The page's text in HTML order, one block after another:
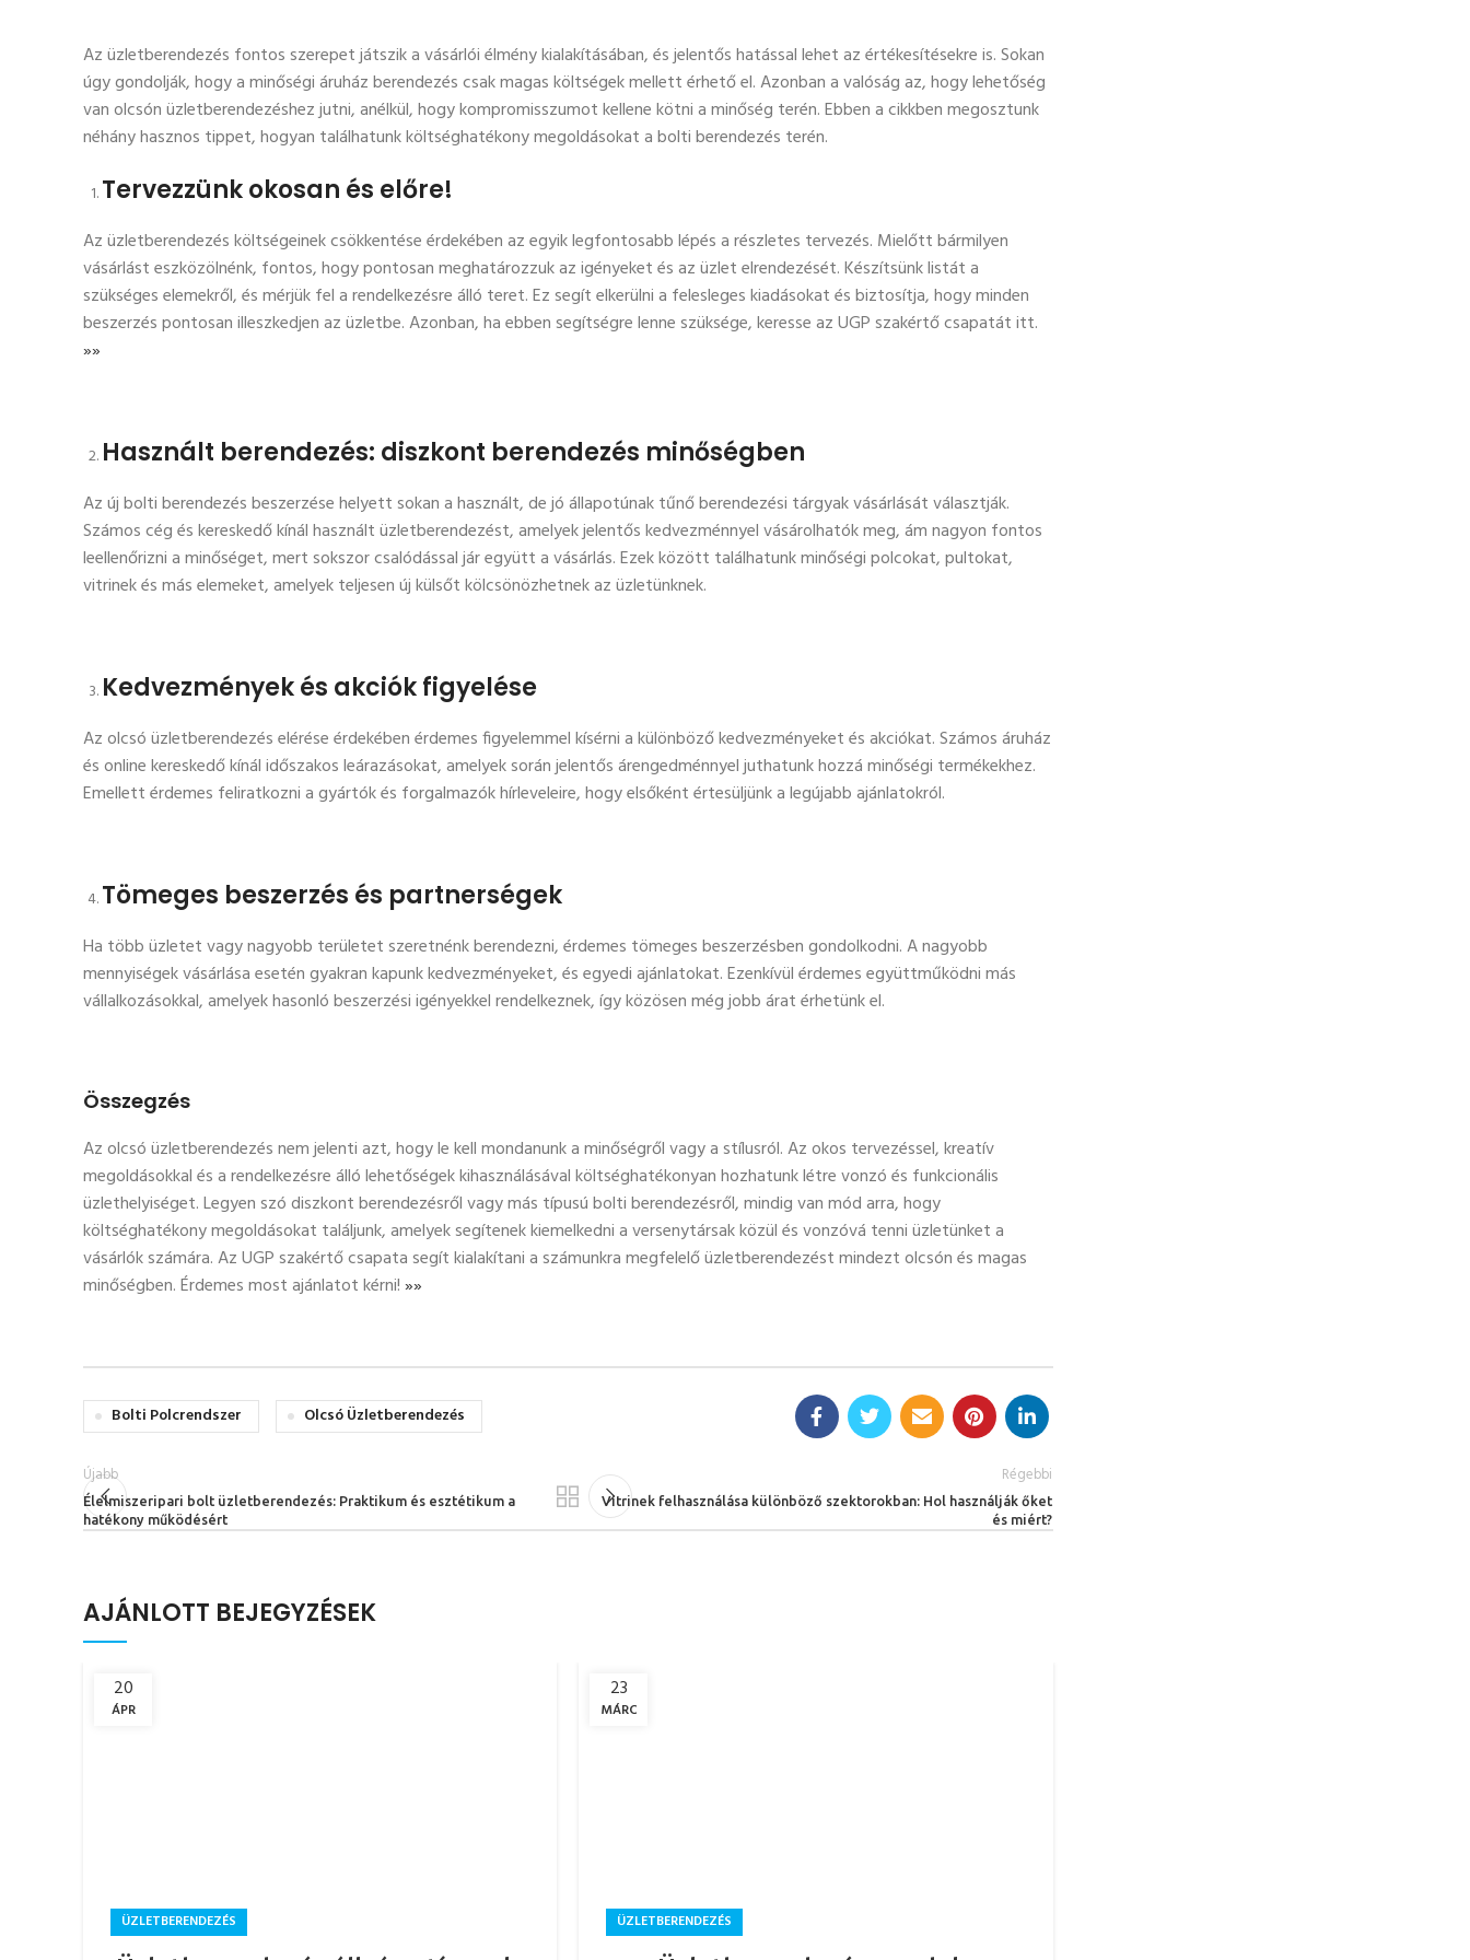
Az üzletberendezés fontos szerepet játszik a vásárlói élmény kialakításában, és jelentős hatással lehet az értékesítésekre is. Sokan
úgy gondolják, hogy a minőségi áruház berendezés csak magas költségek mellett érhető el. Azonban a valóság az, hogy lehetőség
van olcsón üzletberendezéshez jutni, anélkül, hogy kompromisszumot kellene kötni a minőség terén. Ebben a cikkben megosztunk
néhány hasznos tippet, hogyan találhatunk költséghatékony megoldásokat a bolti berendezés terén.
Tervezzünk okosan és előre!
Az üzletberendezés költségeinek csökkentése érdekében az egyik legfontosabb lépés a részletes tervezés. Mielőtt bármilyen
vásárlást eszközölnénk, fontos, hogy pontosan meghatározzuk az igényeket és az üzlet elrendezését. Készítsünk listát a
szükséges elemekről, és mérjük fel a rendelkezésre álló teret. Ez segít elkerülni a felesleges kiadásokat és biztosítja, hogy minden
beszerzés pontosan illeszkedjen az üzletbe. Azonban, ha ebben segítségre lenne szüksége, keresse az UGP szakértő csapatát itt.
»»
Használt berendezés: diszkont berendezés minőségben
Az új bolti berendezés beszerzése helyett sokan a használt, de jó állapotúnak tűnő berendezési tárgyak vásárlását választják.
Számos cég és kereskedő kínál használt üzletberendezést, amelyek jelentős kedvezménnyel vásárolhatók meg, ám nagyon fontos
leellenőrizni a minőséget, mert sokszor csalódással jár együtt a vásárlás. Ezek között találhatunk minőségi polcokat, pultokat,
vitrinek és más elemeket, amelyek teljesen új külsőt kölcsönözhetnek az üzletünknek.
Kedvezmények és akciók figyelése
Az olcsó üzletberendezés elérése érdekében érdemes figyelemmel kísérni a különböző kedvezményeket és akciókat. Számos áruház
és online kereskedő kínál időszakos leárazásokat, amelyek során jelentős árengedménnyel juthatunk hozzá minőségi termékekhez.
Emellett érdemes feliratkozni a gyártók és forgalmazók hírleveleire, hogy elsőként értesüljünk a legújabb ajánlatokról.
Tömeges beszerzés és partnerségek
Ha több üzletet vagy nagyobb területet szeretnénk berendezni, érdemes tömeges beszerzésben gondolkodni. A nagyobb
mennyiségek vásárlása esetén gyakran kapunk kedvezményeket, és egyedi ajánlatokat. Ezenkívül érdemes együttműködni más
vállalkozásokkal, amelyek hasonló beszerzési igényekkel rendelkeznek, így közösen még jobb árat érhetünk el.
Összegzés
Az olcsó üzletberendezés nem jelenti azt, hogy le kell mondanunk a minőségről vagy a stílusról. Az okos tervezéssel, kreatív
megoldásokkal és a rendelkezésre álló lehetőségek kihasználásával költséghatékonyan hozhatunk létre vonzó és funkcionális
üzlethelyiséget. Legyen szó diszkont berendezésről vagy más típusú bolti berendezésről, mindig van mód arra, hogy
költséghatékony megoldásokat találjunk, amelyek segítenek kiemelkedni a versenytársak közül és vonzóvá tenni üzletünket a
vásárlók számára. Az UGP szakértő csapata segít kialakítani a számunkra megfelelő üzletberendezést mindezt olcsón és magas
minőségben. Érdemes most ajánlatot kérni!»»
Bolti Polcrendszer Olcsó Üzletberendezés
Újabb
Élelmiszeripari bolt üzletberendezés: Praktikum és esztétikum a
hatékony működésért
Régebbi
Vitrinek felhasználása különböző szektorokban: Hol használják őket
és miért?
AJÁNLOTT BEJEGYZÉSEK
20
ÁPR
ÜZLETBERENDEZÉS
23
MÁRC
ÜZLETBERENDEZÉS